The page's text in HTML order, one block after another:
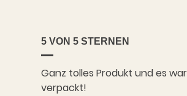
5 VON 5 STERNEN
Ganz tolles Produkt und es
verpackt!